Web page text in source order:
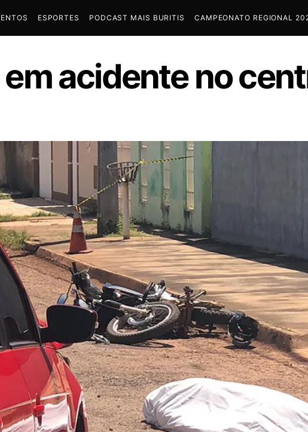
ESPORTES PODCAST MAIS BURITIS CAMPEONATO REGIONAL
acidente no